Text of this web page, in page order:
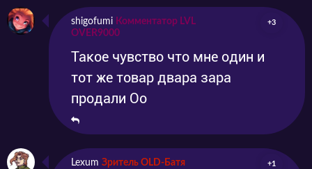
shigofumi Комментатор LVL
OVER9000
+3
Такое чувство что мне один и
тот же товар двара зара
продали Оо
Lexum Зритель OLD-Батя +1